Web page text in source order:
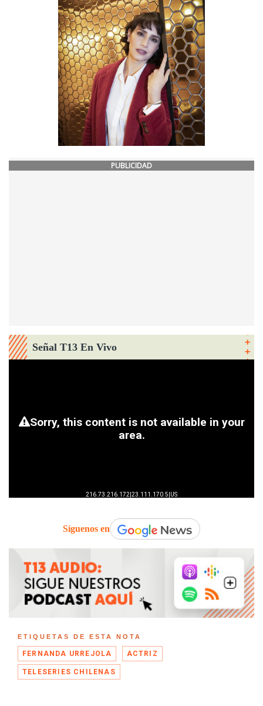
PUBLICIDAD
Señal T13 En Vivo
Síguenos en
ETIQUETAS DE ESTA NOTA
FERNANDA URREJOLA ACTRIZ
TELESERIES CHILENAS